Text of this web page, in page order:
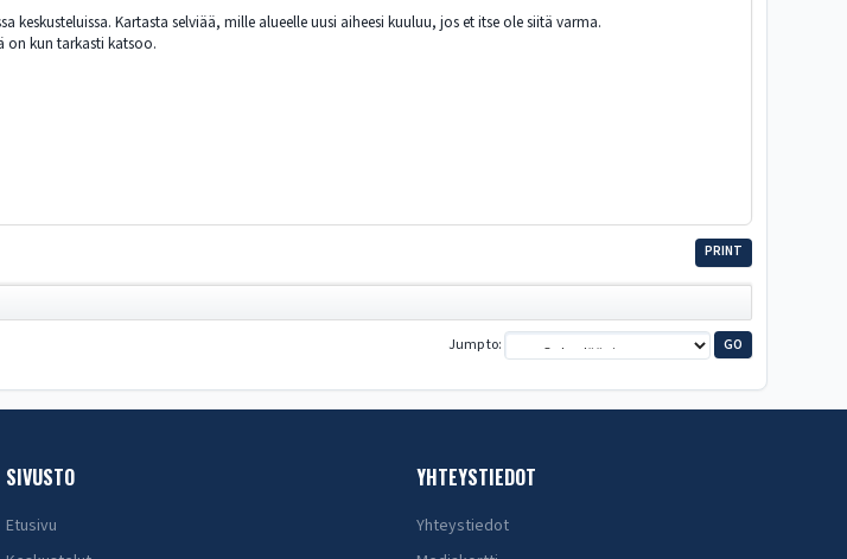
Kartasta selviää, mille alueelle uusi aiheesi kuuluu, jos et itse ole siitä varma.
on kun tarkasti katsoo.
PRINT
Jump to
SIVUSTO
Etusivu
YHTEYSTIEDOT
Yhteystiedot